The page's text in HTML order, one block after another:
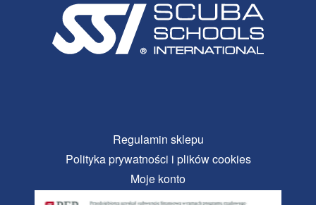
Regulamin sklepu
Polityka prywatności i plików cookies
Moje konto